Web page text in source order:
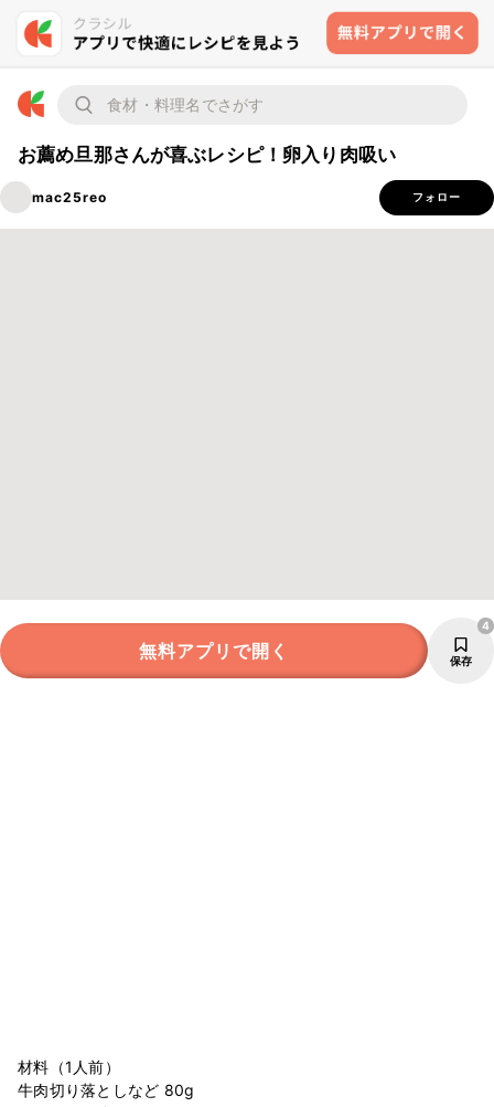
お薦め旦那さんが喜ぶレシピ！卵入り肉吸い
mac25reo フォロー
無料アプリで開く 保存
4
材料（1人前）
牛肉切り落としなど 80g